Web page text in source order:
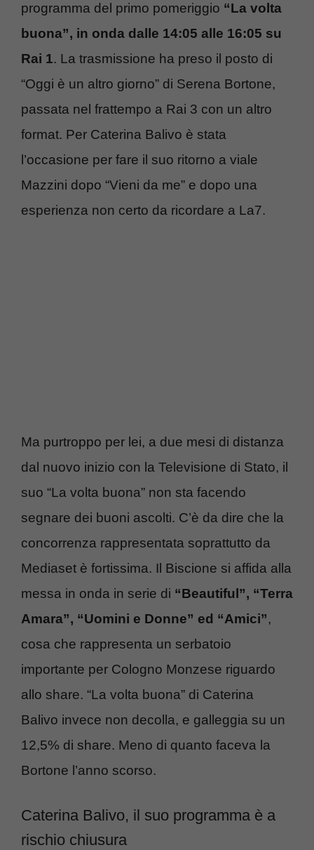
programma del primo pomeriggio “La volta
buona”, in onda dalle 14:05 alle 16:05 su
Rai 1. La trasmissione ha preso il posto di
“Oggi è un altro giorno” di Serena Bortone,
passata nel frattempo a Rai 3 con un altro
format. Per Caterina Balivo è stata
l’occasione per fare il suo ritorno a viale
Mazzini dopo “Vieni da me” e dopo una
esperienza non certo da ricordare a La7.
Ma purtroppo per lei, a due mesi di distanza
dal nuovo inizio con la Televisione di Stato, il
suo “La volta buona” non sta facendo
segnare dei buoni ascolti. C’è da dire che la
concorrenza rappresentata soprattutto da
Mediaset è fortissima. Il Biscione si affida alla
messa in onda in serie di “Beautiful”, “Terra
Amara”, “Uomini e Donne” ed “Amici”,
cosa che rappresenta un serbatoio
importante per Cologno Monzese riguardo
allo share. “La volta buona” di Caterina
Balivo invece non decolla, e galleggia su un
12,5% di share. Meno di quanto faceva la
Bortone l’anno scorso.
Caterina Balivo, il suo programma è a
rischio chiusura